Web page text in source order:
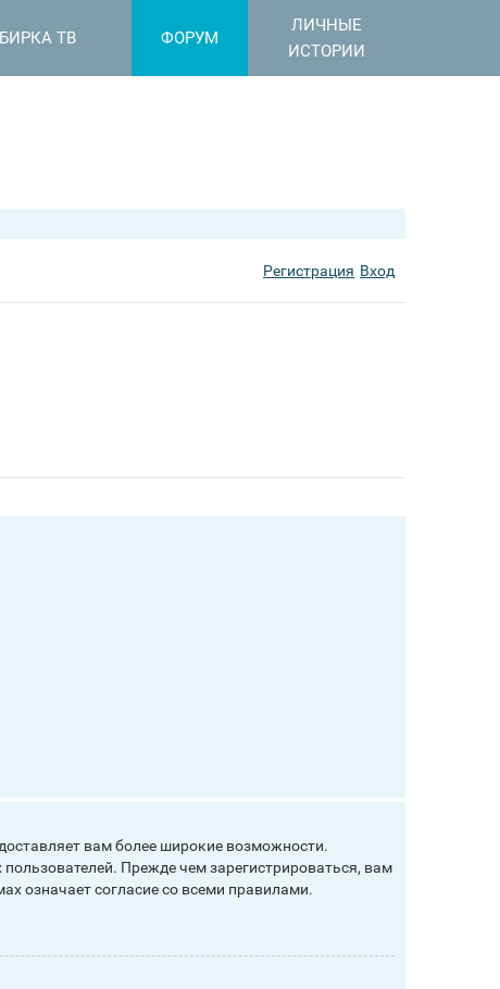
ТВ ФОРУМ
ЛИЧНЫЕ
ИСТОРИИ
Регистрация Вход
вам более широкие возможности.
Прежде чем зарегистрироваться, вам
означает согласие со всеми правилами.